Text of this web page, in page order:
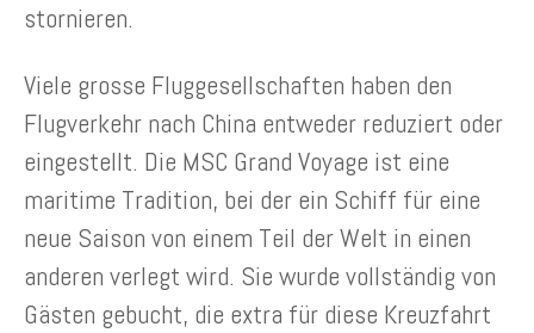
stornieren.
Viele grosse Fluggesellschaften haben den
Flugverkehr nach China entweder reduziert oder
eingestellt. Die MSC Grand Voyage ist eine
maritime Tradition, bei der ein Schiff für eine
neue Saison von einem Teil der Welt in einen
anderen verlegt wird. Sie wurde vollständig von
Gästen gebucht, die extra für diese Kreuzfahrt